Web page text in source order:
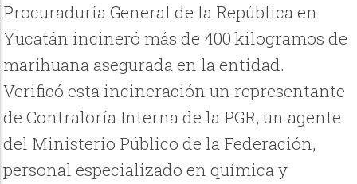
Procuraduría General de la República en
Yucatán incineró más de 400 kilogramos de
marihuana asegurada en la entidad.
Verificó esta incineración un representante
de Contraloría Interna de la PGR, un agente
del Ministerio Público de la Federación,
personal especializado en química y